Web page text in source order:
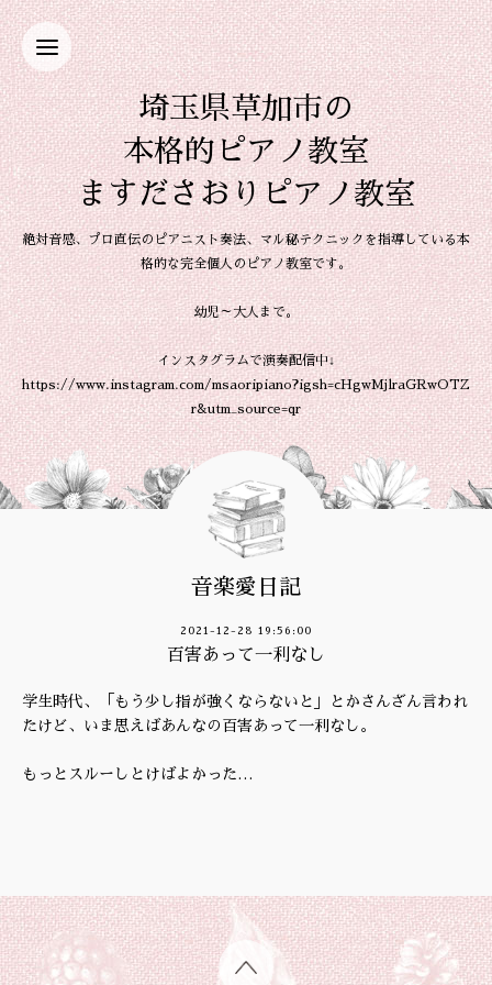
埼玉県草加市の
本格的ピアノ教室
ますださおりピアノ教室
絶対音感、プロ直伝のピアニスト奏法、マル秘テクニックを指導している本
格的な完全個人のピアノ教室です。
幼児～大人まで。
インスタグラムで演奏配信中↓
https://www.instagram.com/msaoripiano?igsh=cHgwMjlraGRwOTZ
r&utm_source=qr
音楽愛日記
2021-12-28 19:56:00
百害あって一利なし
学生時代、「もう少し指が強くならないと」とかさんざん言われ
たけど、いま思えばあんなの百害あって一利なし。
もっとスルーしとけばよかった…